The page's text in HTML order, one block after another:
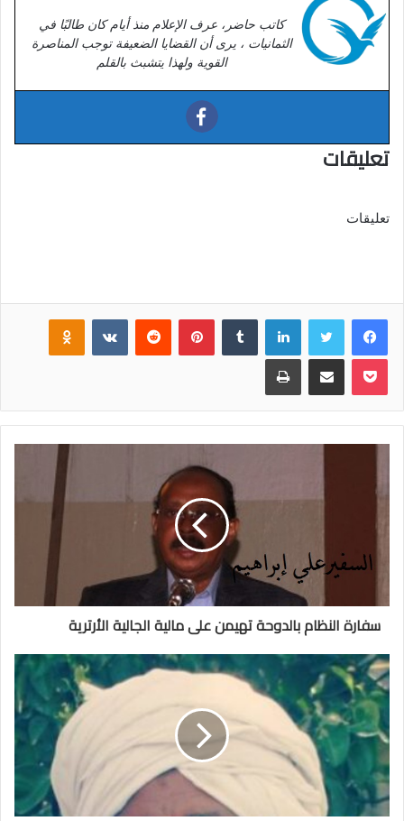
كاتب حاضر، عرف الإعلام منذ أيام كان طالبًا في
الثمانيات ، يرى أن القضايا الضعيفة توجب المناصرة
القوية ولهذا يتشبث بالقلم
تعليقات
تعليقات
فيسبوك لينكدإن بينتيريست
بوكيت
سفارة النظام بالدوحة تهيمن على مالية الجالية الأرترية